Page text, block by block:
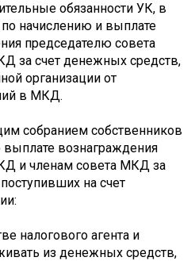
обязанности УК, в
начислению и выплате
председателю совета
за счет денежных средств,
организации от
в МКД.
собранием собственников
вознаграждения
и членам совета МКД за
на счет
налогового агента и
из денежных средств,